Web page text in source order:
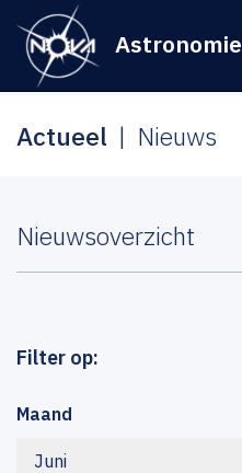
Astronomie
Actueel Nieuws
Nieuwsoverzicht
Filter op:
Maand
Juni